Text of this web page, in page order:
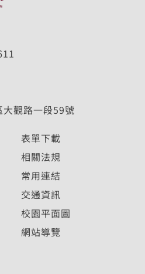
觀路一段59號
表單下載
相關法規
常用連結
交通資訊
校園平面圖
網站導覽